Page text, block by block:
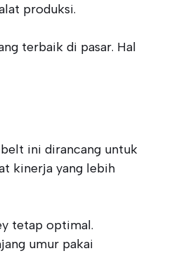
produksi.
terbaik di pasar. Hal
ini dirancang untuk
kinerja yang lebih
tetap optimal.
umur pakai